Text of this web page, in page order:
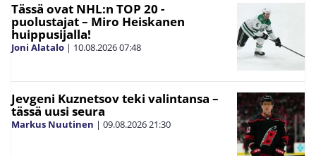
Tässä ovat NHL:n TOP 20 -
puolustajat – Miro Heiskanen
huippusijalla!
Joni Alatalo | 10.08.202607:48
Jevgeni Kuznetsov teki valintansa –
tässä uusi seura
Markus Nuutinen | 09.08.202621:30